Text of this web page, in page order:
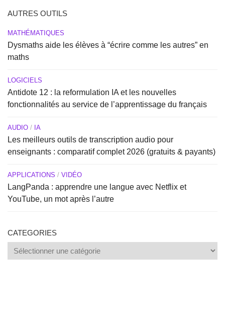
AUTRES OUTILS
MATHÉMATIQUES
Dysmaths aide les élèves à “écrire comme les autres” en
maths
LOGICIELS
Antidote 12 : la reformulation IA et les nouvelles
fonctionnalités au service de l’apprentissage du français
AUDIO / IA
Les meilleurs outils de transcription audio pour
enseignants : comparatif complet 2026 (gratuits & payants)
APPLICATIONS / VIDÉO
LangPanda : apprendre une langue avec Netflix et
YouTube, un mot après l’autre
CATEGORIES
Categories